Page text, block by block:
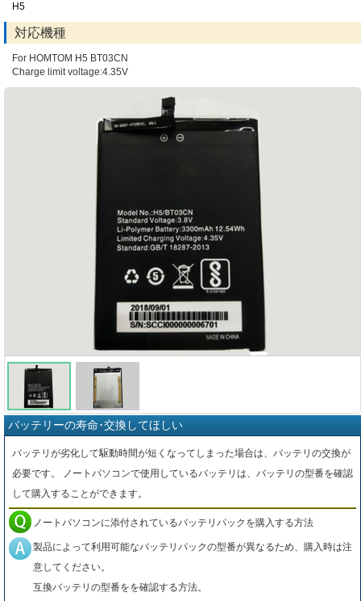
H5
対応機種
For HOMTOM H5 BT03CN
Charge limit voltage:4.35V
バッテリーの寿命･交換してほしい
バッテリが劣化して駆動時間が短くなってしまった場合は、バッテリの交換が
必要です。 ノートパソコンで使用しているバッテリは、バッテリの型番を確認
して購入することができます。
ノートパソコンに添付されているバッテリパックを購入する方法
製品によって利用可能なバッテリパックの型番が異なるため、購入時は注
意してください。
互換バッテリの型番をを確認する方法。